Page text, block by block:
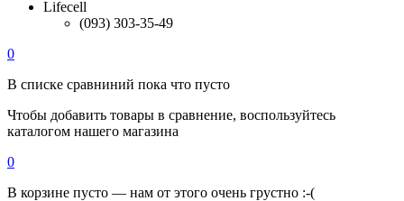
Lifecell
(093) 303-35-49
0
В списке сравниний пока что пусто
Чтобы добавить товары в сравнение, воспользуйтесь
каталогом нашего магазина
0
В корзине пусто — нам от этого очень грустно :-(